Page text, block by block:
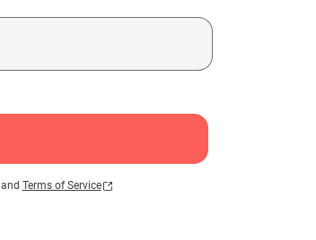
and Terms of Service